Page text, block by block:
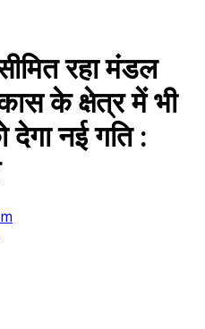
रहा मंडल
के क्षेत्र में भी
नई गति :